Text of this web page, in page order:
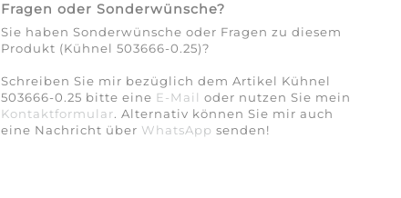
Fragen oder Sonderwünsche?
Sie haben Sonderwünsche oder Fragen zu diesem
Produkt (Kühnel 503666-0.25)?
Schreiben Sie mir bezüglich dem Artikel Kühnel
503666-0.25 bitte eine E-Mail oder nutzen Sie mein
Kontaktformular. Alternativ können Sie mir auch
eine Nachricht über WhatsApp senden!